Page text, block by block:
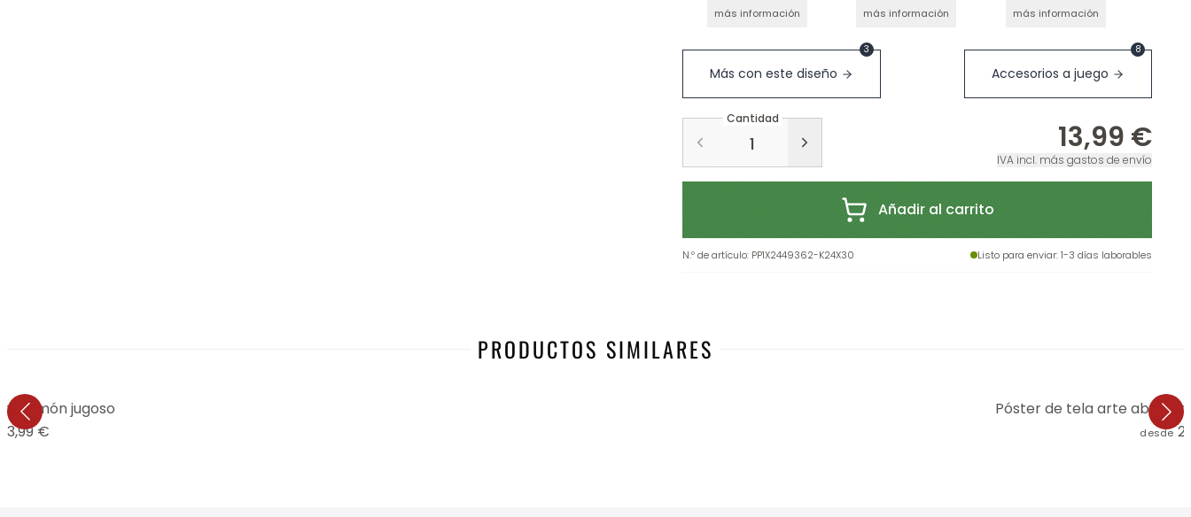
más información más información más información
Más con este diseño
3
Accesorios a juego
8
Cantidad
13,99 €
IVA incl. más gastos de envío
Añadir al carrito
N.º de artículo: PP1X2449362-K24X30 Listo para enviar: 1-3 días laborables
PRODUCTOS SIMILARES
- Limón jugoso
13,99 €
Póster de tela arte
desde